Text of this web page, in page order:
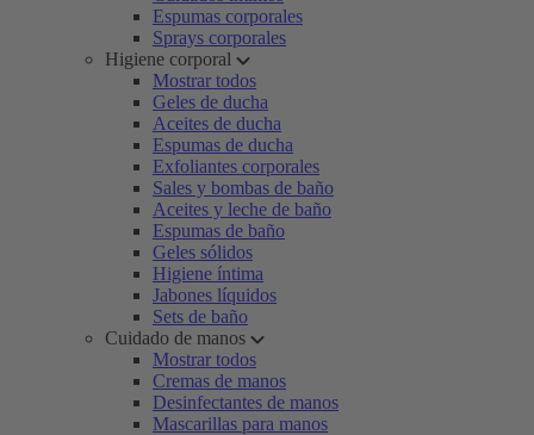
Espumas corporales
Sprays corporales
Higiene corporal
Mostrar todos
Geles de ducha
Aceites de ducha
Espumas de ducha
Exfoliantes corporales
Sales y bombas de baño
Aceites y leche de baño
Espumas de baño
Geles sólidos
Higiene íntima
Jabones líquidos
Sets de baño
Cuidado de manos
Mostrar todos
Cremas de manos
Desinfectantes de manos
Mascarillas para manos